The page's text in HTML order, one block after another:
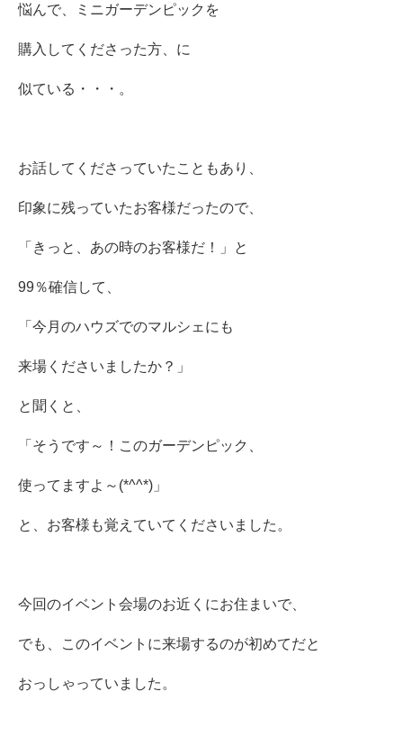
悩んで、ミニガーデンピックを
購入してくださった方、に
似ている・・・。
お話してくださっていたこともあり、
印象に残っていたお客様だったので、
「きっと、あの時のお客様だ！」と
99％確信して、
「今月のハウズでのマルシェにも
来場くださいましたか？」
と聞くと、
「そうです～！このガーデンピック、
使ってますよ～(*^^*)」
と、お客様も覚えていてくださいました。
今回のイベント会場のお近くにお住まいで、
でも、このイベントに来場するのが初めてだと
おっしゃっていました。